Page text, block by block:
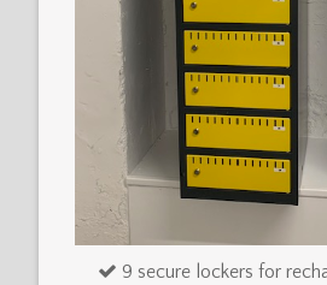
9 secure lockers for